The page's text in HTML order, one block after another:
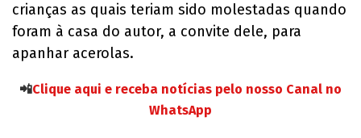
crianças as quais teriam sido molestadas quando
foram à casa do autor, a convite dele, para
apanhar acerolas.
📲Clique aqui e receba notícias pelo nosso Canal no
WhatsApp